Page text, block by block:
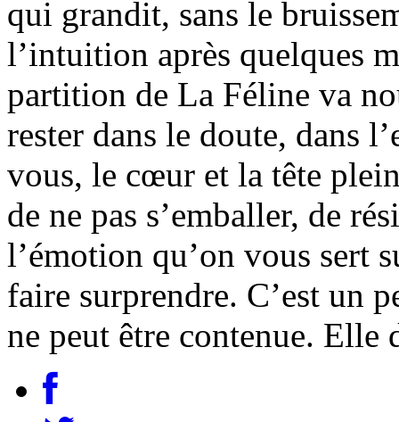
qui grandit, sans le
l’intuition après quelques
partition de La Féline va
rester dans le doute, dans
vous, le cœur et la tête
de ne pas s’emballer, de
l’émotion qu’on vous sert
faire surprendre. C’est un
ne peut être contenue. Elle